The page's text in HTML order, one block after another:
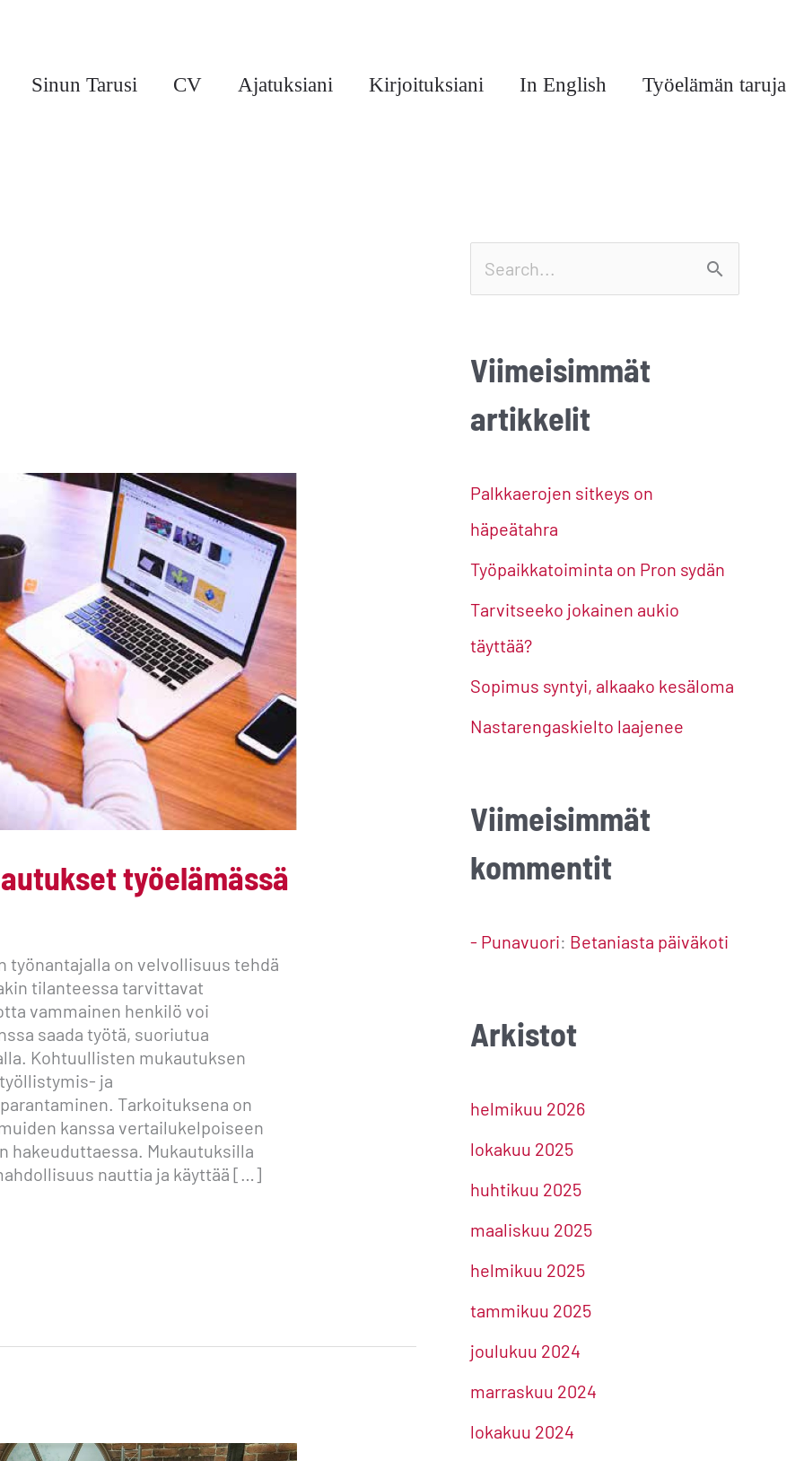
Sinun Tarusi CV Ajatuksiani Kirjoituksiani In English Työelämän taruja
työelämässä
työnantajalla on velvollisuus tehdä
tilanteessa tarvittavat
vammainen henkilö voi
saada työtä, suoriutua
Kohtuullisten mukautuksen
ja
Tarkoituksena on
kanssa vertailukelpoiseen
hakeuduttaessa. Mukautuksilla
nauttia ja käyttää […]
r
c
f
o
r
Viimeisimmät
artikkelit
Palkkaerojen sitkeys on
häpeätahra
Työpaikkatoiminta on Pron sydän
Tarvitseeko jokainen aukio
täyttää?
Sopimus syntyi, alkaako kesäloma
Nastarengaskielto laajenee
Viimeisimmät
kommentit
- Punavuori: Betaniasta päiväkoti
Arkistot
helmikuu 2026
lokakuu 2025
huhtikuu 2025
maaliskuu 2025
helmikuu 2025
tammikuu 2025
joulukuu 2024
marraskuu 2024
lokakuu 2024